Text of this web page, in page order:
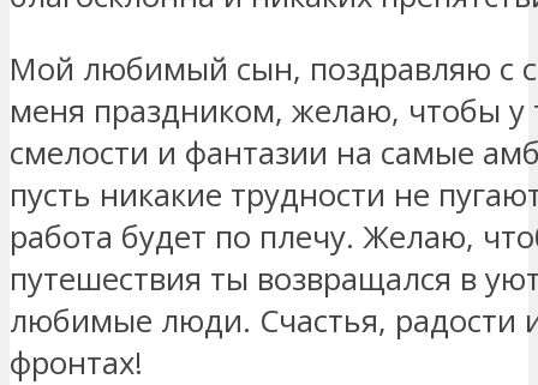
Мой любимый сын, поздравляю с
меня праздником, желаю, чтобы у
смелости и фантазии на самые
пусть никакие трудности не
работа будет по плечу. Желаю,
путешествия ты возвращался в
любимые люди. Счастья, радости
фронтах!